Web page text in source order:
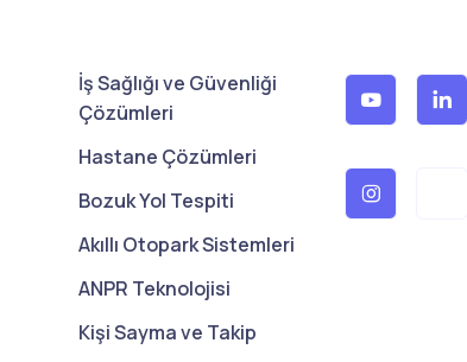
İş Sağlığı ve Güvenliği
Çözümleri
Hastane Çözümleri
Bozuk Yol Tespiti
Akıllı Otopark Sistemleri
ANPR Teknolojisi
Kişi Sayma ve Takip